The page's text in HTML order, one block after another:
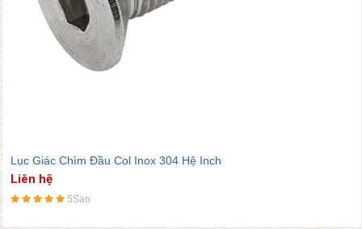
Lục Giác Chìm Đầu Col Inox 304 Hệ Inch
Liên hệ
5Sao